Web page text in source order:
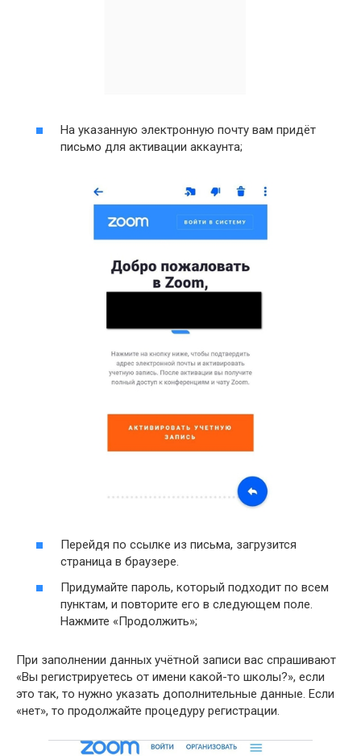
На указанную электронную почту вам придёт
письмо для активации аккаунта;
Перейдя по ссылке из письма, загрузится
страница в браузере.
Придумайте пароль, который подходит по всем
пунктам, и повторите его в следующем поле.
Нажмите «Продолжить»;
При заполнении данных учётной записи вас спрашивают
«Вы регистрируетесь от имени какой-то школы?», если
это так, то нужно указать дополнительные данные. Если
«нет», то продолжайте процедуру регистрации.